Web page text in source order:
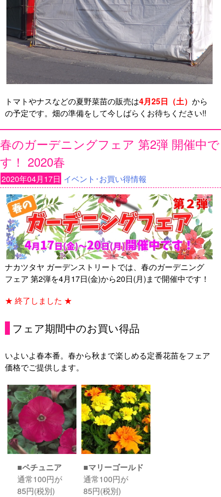
トマトやナスなどの夏野菜苗の販売は4月25日（土） から
の予定です。畑の準備をして今しばらくお待ちください!!
春のガーデニングフェア 第2弾 開催中で
す！ 2020春
2020年04月17日 イベント･お買い得情報
ナカツタヤ ガーデンストリートでは、春のガーデニング
フェア 第2弾を4月17日(金)から20日(月)まで開催中です！
★ 終了しました ★
フェア期間中のお買い得品
いよいよ春本番。春から秋まで楽しめる定番花苗をフェア
価格でご提供します。
■ペチュニア
通常100円が
85円(税別)
■マリーゴールド
通常100円が
85円(税別)